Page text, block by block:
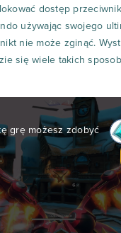
dostęp
używając swojego
nie może zginąć.
się wiele takich
grę możesz zdobyć